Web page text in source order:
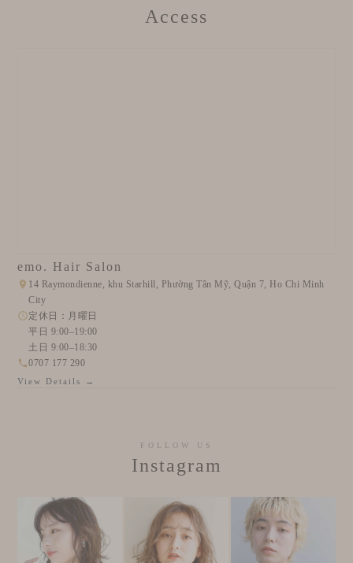
Access
emo. Hair Salon
14 Raymondienne, khu Starhill, Phường Tân Mỹ, Quận 7, Ho Chi Minh
City
定休日：月曜日
平日 9:00–19:00
土日 9:00–18:30
0707 177 290
View Details →
FOLLOW US
Instagram